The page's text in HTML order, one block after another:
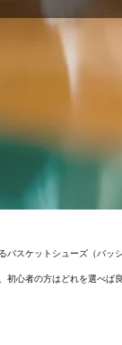
スケットシューズ（バ
初心者の方はどれを選べば